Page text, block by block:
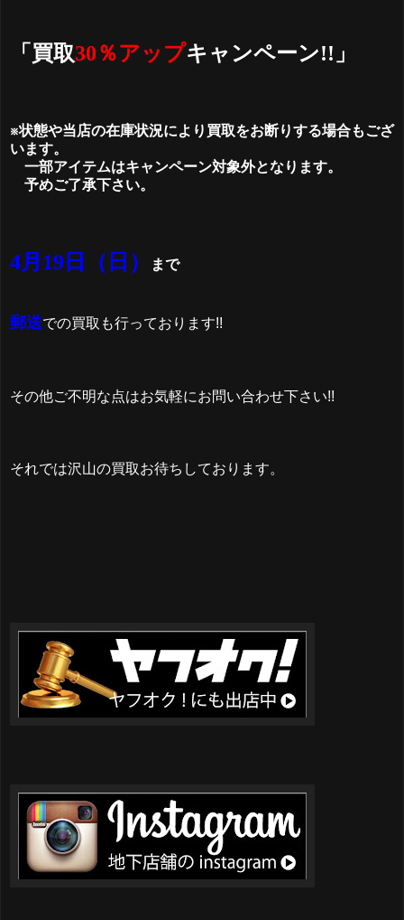
「買取30％アップキャンペーン!!」
※状態や当店の在庫状況により買取をお断りする場合もござ
います。
一部アイテムはキャンペーン対象外となります。
予めご了承下さい。
4月19日（日） まで
郵送での買取も行っております!!
その他ご不明な点はお気軽にお問い合わせ下さい!!
それでは沢山の買取お待ちしております。